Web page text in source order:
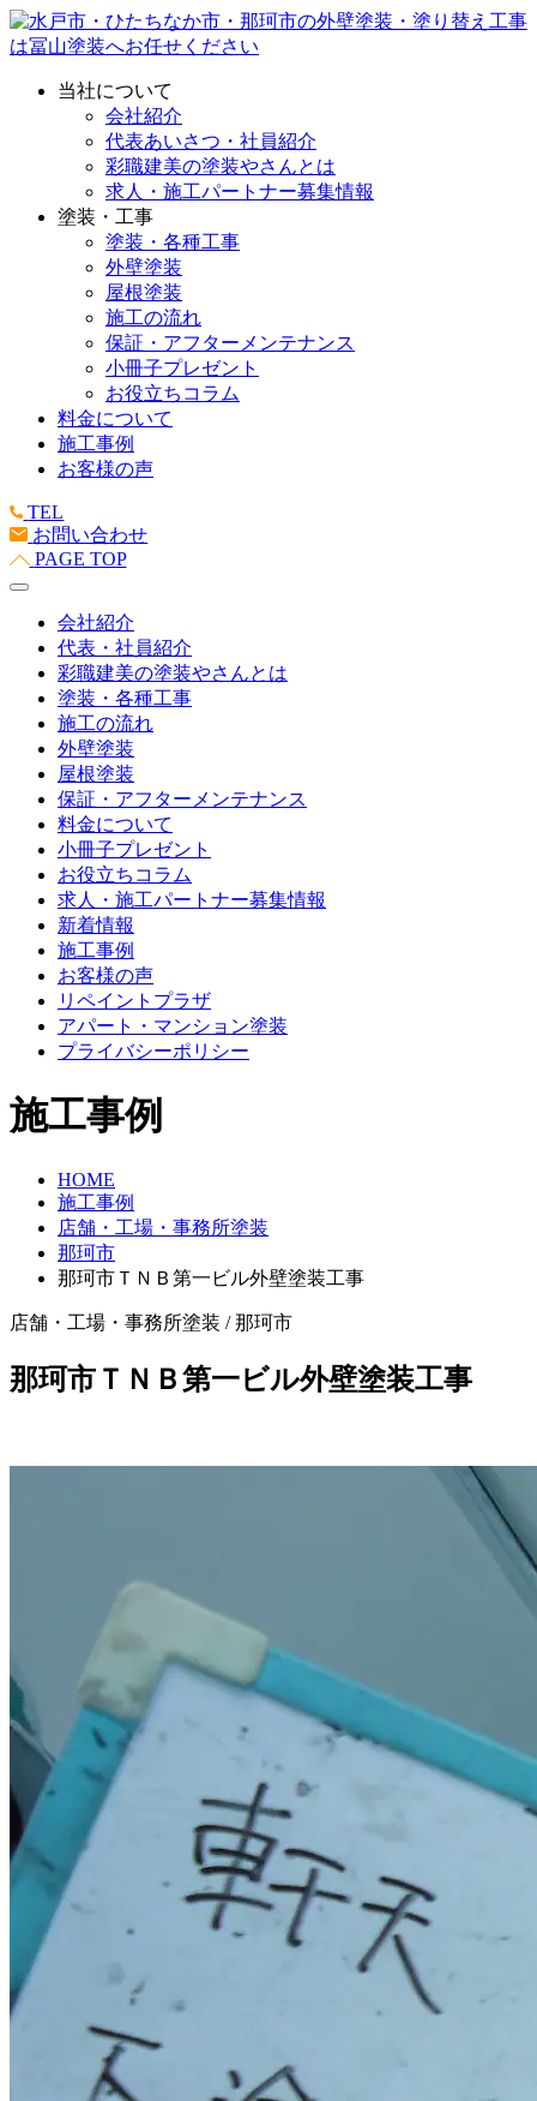
当社について
会社紹介
代表あいさつ・社員紹介
彩職建美の塗装やさんとは
求人・施工パートナー募集情報
塗装・工事
塗装・各種工事
外壁塗装
屋根塗装
施工の流れ
保証・アフターメンテナンス
小冊子プレゼント
お役立ちコラム
料金について
施工事例
お客様の声
TEL
お問い合わせ
PAGE TOP
会社紹介
代表・社員紹介
彩職建美の塗装やさんとは
塗装・各種工事
施工の流れ
外壁塗装
屋根塗装
保証・アフターメンテナンス
料金について
小冊子プレゼント
お役立ちコラム
求人・施工パートナー募集情報
新着情報
施工事例
お客様の声
リペイントプラザ
アパート・マンション塗装
プライバシーポリシー
施工事例
HOME
施工事例
店舗・工場・事務所塗装
那珂市
那珂市ＴＮＢ第一ビル外壁塗装工事
店舗・工場・事務所塗装 / 那珂市
那珂市ＴＮＢ第一ビル外壁塗装工事